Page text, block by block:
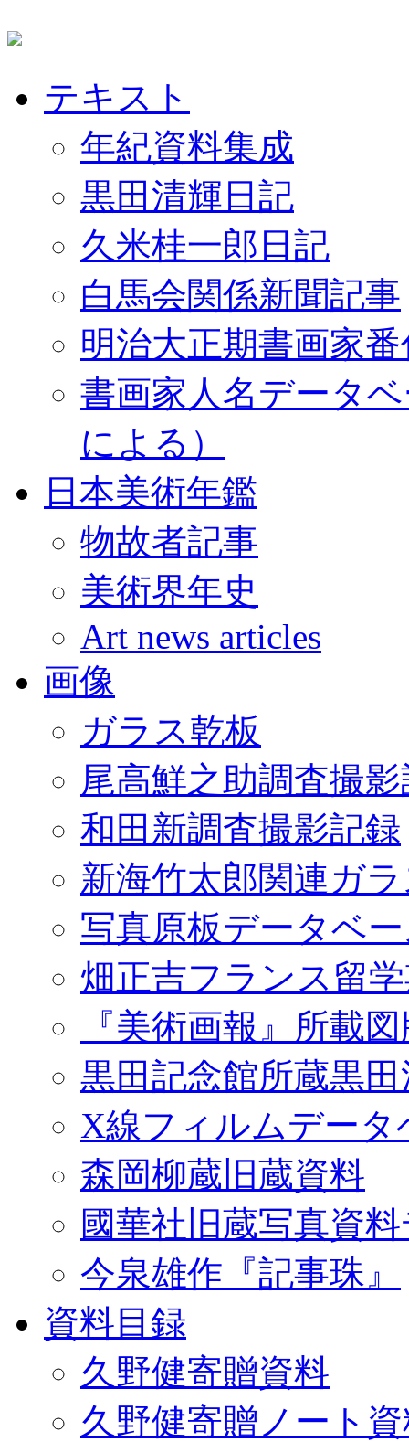
テキスト
年紀資料集成
黒田清輝日記
久米桂一郎日記
白馬会関係新聞記事
明治大正期書画家
書画家人名データ
による）
日本美術年鑑
物故者記事
美術界年史
Art news articles
画像
ガラス乾板
尾高鮮之助調査撮
和田新調査撮影記録
新海竹太郎関連ガ
写真原板データベ
畑正吉フランス留
『美術画報』所載
黒田記念館所蔵黒
X線フィルムデータ
森岡柳蔵旧蔵資料
國華社旧蔵写真資
今泉雄作『記事珠』
資料目録
久野健寄贈資料
久野健寄贈ノート